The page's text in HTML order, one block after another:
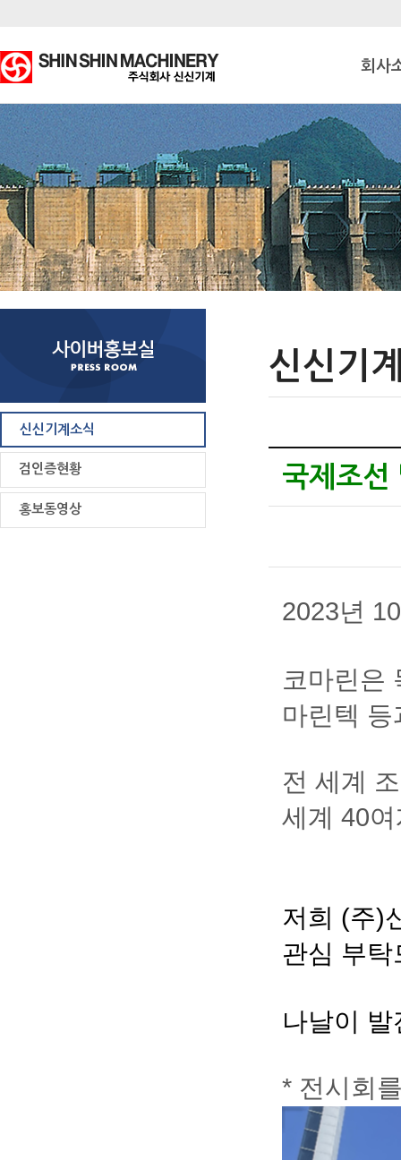
회사
신신기계소식
검인증현황
홍보동영상
신신기
국제조
2023년
코마린은
마린텍
전 세계
세계 40
저희 (주)
관심 부
나날이
* 전시회